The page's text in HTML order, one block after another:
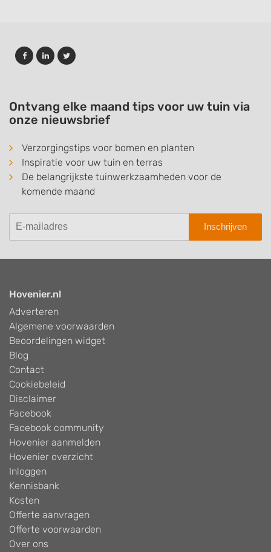
Ontvang elke maand tips voor uw tuin via
onze nieuwsbrief
Verzorgingstips voor bomen en planten
Inspiratie voor uw tuin en terras
De belangrijkste tuinwerkzaamheden voor de
komende maand
Inschrijven
Hovenier.nl
Adverteren
Algemene voorwaarden
Beoordelingen widget
Blog
Contact
Cookiebeleid
Disclaimer
Facebook
Facebook community
Hovenier aanmelden
Hovenier overzicht
Inloggen
Kennisbank
Kosten
Offerte aanvragen
Offerte voorwaarden
Over ons